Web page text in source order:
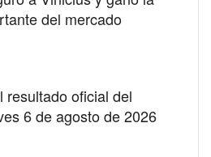
del mercado
resultado oficial del
6 de agosto de 2026